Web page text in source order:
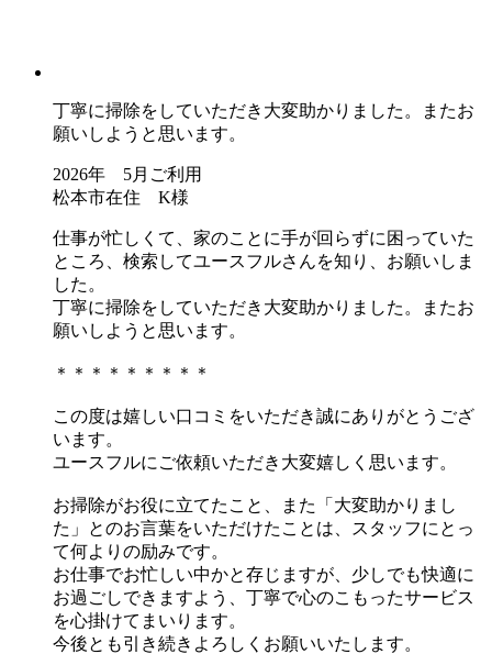
丁寧に掃除をしていただき大変助かりました。またお
願いしようと思います。
2026年 5月ご利用
松本市在住 K様
仕事が忙しくて、家のことに手が回らずに困っていた
ところ、検索してユースフルさんを知り、お願いしま
した。
丁寧に掃除をしていただき大変助かりました。またお
願いしようと思います。
＊＊＊＊＊＊＊＊＊
この度は嬉しい口コミをいただき誠にありがとうござ
います。
ユースフルにご依頼いただき大変嬉しく思います。
お掃除がお役に立てたこと、また「大変助かりまし
た」とのお言葉をいただけたことは、スタッフにとっ
て何よりの励みです。
お仕事でお忙しい中かと存じますが、少しでも快適に
お過ごしできますよう、丁寧で心のこもったサービス
を心掛けてまいります。
今後とも引き続きよろしくお願いいたします。